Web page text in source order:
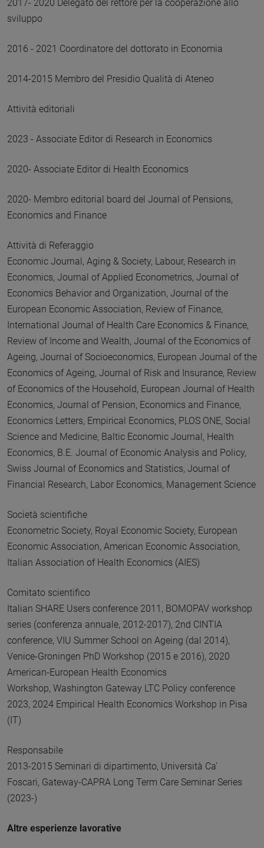
2017- 2020 Delegato del rettore per la cooperazione allo
sviluppo
2016 - 2021 Coordinatore del dottorato in Economia
2014-2015 Membro del Presidio Qualità di Ateneo
Attività editoriali
2023 - Associate Editor di Research in Economics
2020- Associate Editor di Health Economics
2020- Membro editorial board del Journal of Pensions,
Economics and Finance
Attività di Referaggio
Economic Journal, Aging & Society, Labour, Research in
Economics, Journal of Applied Econometrics, Journal of
Economics Behavior and Organization, Journal of the
European Economic Association, Review of Finance,
International Journal of Health Care Economics & Finance,
Review of Income and Wealth, Journal of the Economics of
Ageing, Journal of Socioeconomics, European Journal of the
Economics of Ageing, Journal of Risk and Insurance, Review
of Economics of the Household, European Journal of Health
Economics, Journal of Pension, Economics and Finance,
Economics Letters, Empirical Economics, PLOS ONE, Social
Science and Medicine, Baltic Economic Journal, Health
Economics, B.E. Journal of Economic Analysis and Policy,
Swiss Journal of Economics and Statistics, Journal of
Financial Research, Labor Economics, Management Science
Società scientifiche
Econometric Society, Royal Economic Society, European
Economic Association, American Economic Association,
Italian Association of Health Economics (AIES)
Comitato scientifico
Italian SHARE Users conference 2011, BOMOPAV workshop
series (conferenza annuale, 2012-2017), 2nd CINTIA
conference, VIU Summer School on Ageing (dal 2014),
Venice-Groningen PhD Workshop (2015 e 2016), 2020
American-European Health Economics
Workshop, Washington Gateway LTC Policy conference
2023, 2024 Empirical Health Economics Workshop in Pisa
(IT)
Responsabile
2013-2015 Seminari di dipartimento, Università Ca’
Foscari, Gateway-CAPRA Long Term Care Seminar Series
(2023-)
Altre esperienze lavorative